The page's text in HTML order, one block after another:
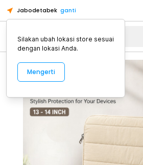
Jabodetabek ganti
Alat Kopi
Silakan ubah lokasi store sesuai
dengan lokasi Anda.
Mengerti